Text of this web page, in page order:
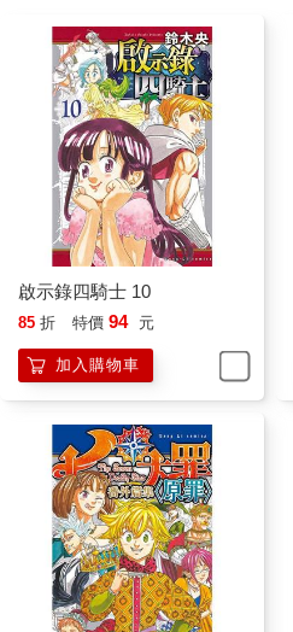
啟示錄四騎士 10
85 折 特價 94 元
加入購物車